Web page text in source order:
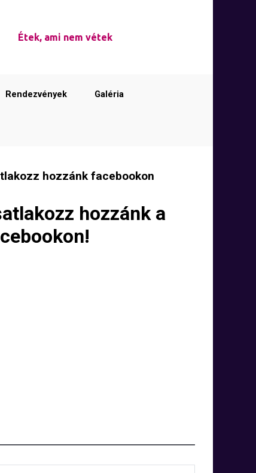
Étek, ami nem vétek
Rendezvények Galéria
hozzánk facebookon
hozzánk a